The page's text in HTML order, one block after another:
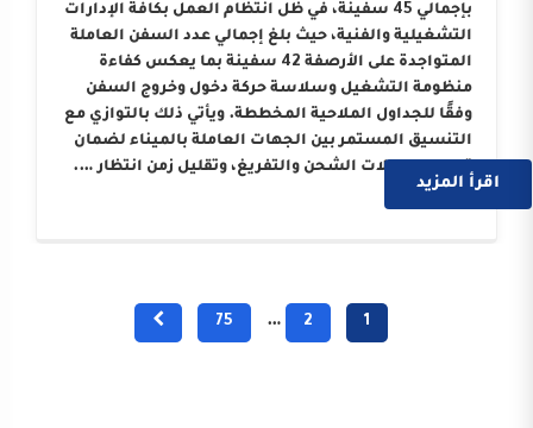
بإجمالي 45 سفينة، في ظل انتظام العمل بكافة الإدارات
التشغيلية والفنية، حيث بلغ إجمالي عدد السفن العاملة
المتواجدة على الأرصفة 42 سفينة بما يعكس كفاءة
منظومة التشغيل وسلاسة حركة دخول وخروج السفن
وفقًا للجداول الملاحية المخططة. ويأتي ذلك بالتوازي مع
التنسيق المستمر بين الجهات العاملة بالميناء لضمان
تسريع معدلات الشحن والتفريغ، وتقليل زمن انتظار ….
اقرأ المزيد
1
2
…
75